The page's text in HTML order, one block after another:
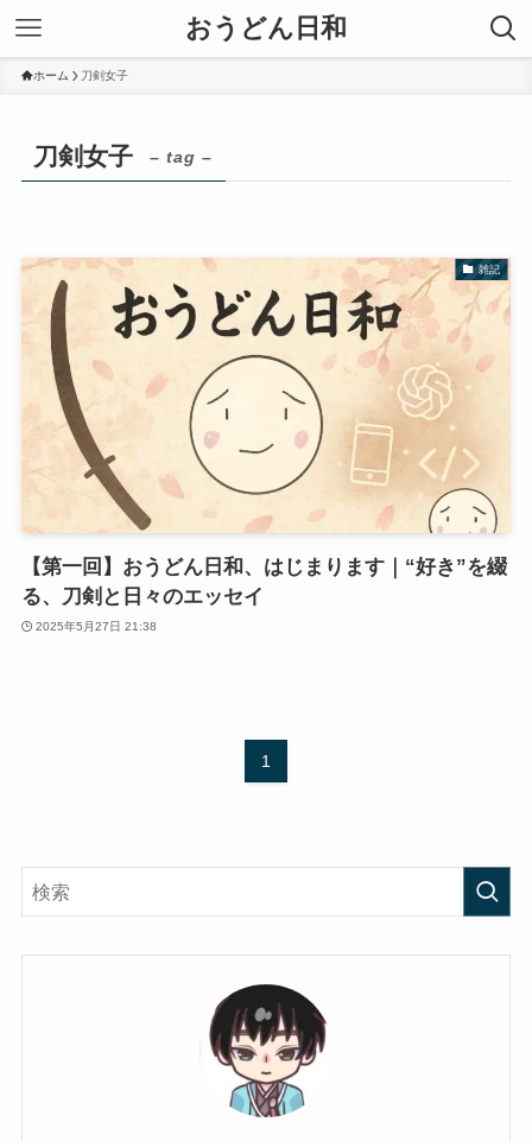
おうどん日和
ホーム 刀剣女子
刀剣女子 – tag –
雑記
【第一回】おうどん日和、はじまります｜“好き”を綴
る、刀剣と日々のエッセイ
2025年5月27日 21:38
1